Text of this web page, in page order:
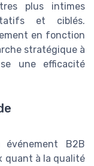
plus intimes
et ciblés.
en fonction
stratégique à
une efficacité
B2B
quant à la qualité